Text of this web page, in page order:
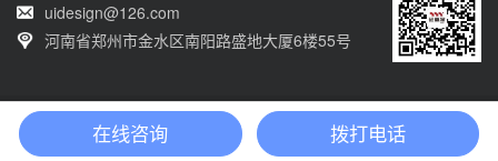
uidesign@126.com
河南省郑州市金水区南阳路盛地大厦6楼55号
Copyright © 2014-2024 河南砼鑫软件科技有限公司版权所有 网站备案号：
豫
ICP备14018225号-1
网站首页 新闻动态 电话咨询
在线咨询 拨打电话